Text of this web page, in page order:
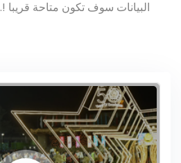
البيانات سوف تكون متاحة قريبا !.